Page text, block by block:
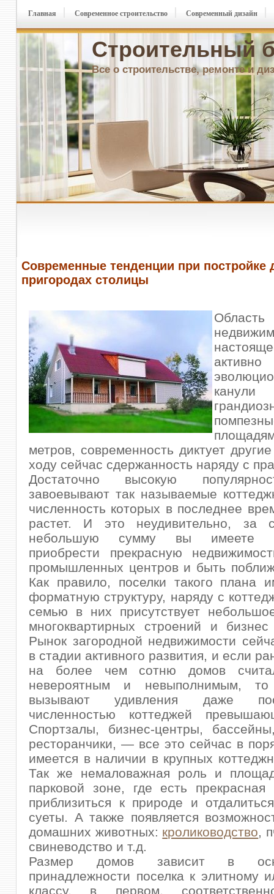
Строительный
Все о строительстве, ремонте и
Главная Современное строительство Современный дизайн
Современные тенденции при постройке
пригородах столицы
Область
активно
канули
метров, современность диктует
ходу сейчас сдержанность наряду с
Достаточно высокую
завоевывают так называемые
численность которых в последнее
растет. И это неудивительно, за
небольшую сумму вы имеете
приобрести прекрасную
промышленных центров и быть
Как правило, поселки такого плана
форматную структуру, наряду с
семью в них присутствует
многоквартирных строений и
Рынок загородной недвижимости
в стадии активного развития, и если
на более чем сотню домов
невероятным и невыполнимым,
вызывают удивления даже
численностью коттеджей
Спортзалы, бизнес-центры,
ресторанчики, — все это сейчас в
имеется в наличии в крупных
Так же немаловажная роль и
парковой зоне, где есть прекрасная
приблизиться к природе и
суеты. А также появляется
домашних животных: кролиководство,
свиневодство и т.д.
Размер домов зависит в
принадлежности поселка к элитному
классу, в первом,